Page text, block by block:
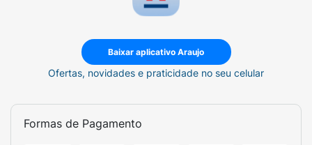
Baixar aplicativo Araujo
Ofertas, novidades e praticidade no seu celular
Formas de Pagamento